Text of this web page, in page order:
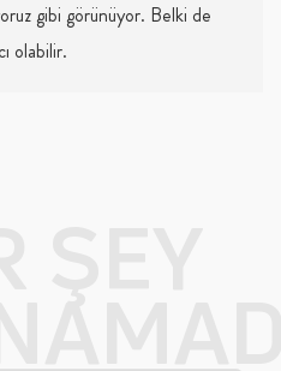
gibi görünüyor. Belki de
olabilir.